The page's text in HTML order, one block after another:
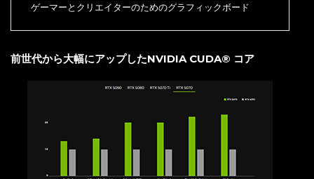
ゲーマーとクリエイターのためのグラフィックボード
前世代から大幅にアップしたNVIDIA CUDA® コア